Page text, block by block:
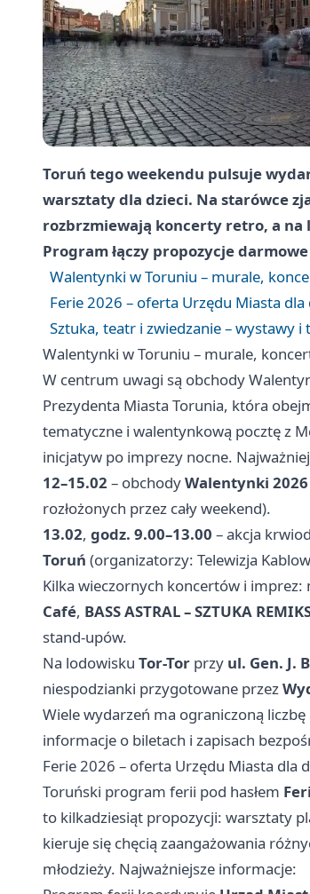
Toruń tego weekendu pulsuje
warsztaty dla dzieci. Na starówce
rozbrzmiewają koncerty retro, a na
Program łączy propozycje
Walentynki w Toruniu – murale,
Ferie 2026 – oferta Urzędu Miasta dla
Sztuka, teatr i zwiedzanie – wystawy i
Walentynki w Toruniu – murale,
W centrum uwagi są obchody
Prezydenta Miasta Torunia, która
tematyczne i walentynkową pocztę z
inicjatyw po imprezy nocne.
12–15.02 – obchodyWalentynki
rozłożonych przez cały weekend).
13.02, godz. 9.00–13.00 – akcja
Toruń (organizatorzy: Telewizja
Kilka wieczornych koncertów i imprez:
Café, BASS ASTRAL – SZTUKA
stand-upów.
Na lodowisku Tor-Tor przy ul. Gen. J.
niespodzianki przygotowane przez
Wiele wydarzeń ma ograniczoną
informacje o biletach i zapisach
Ferie 2026 – oferta Urzędu Miasta dla
Toruński program ferii pod hasłem
to kilkadziesiąt propozycji: warsztaty
kieruje się chęcią zaangażowania
młodzieży. Najważniejsze informacje: